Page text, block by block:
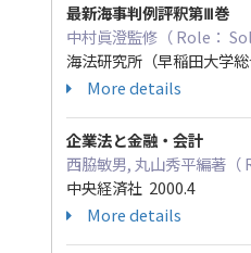
最新海事判例評釈第Ⅲ巻
中村眞澄監修（ Role：
海法研究所（早稲田大学
More details
企業法と金融・会計
西脇敏男, 丸山秀平編著（
中央経済社 2000.4
More details